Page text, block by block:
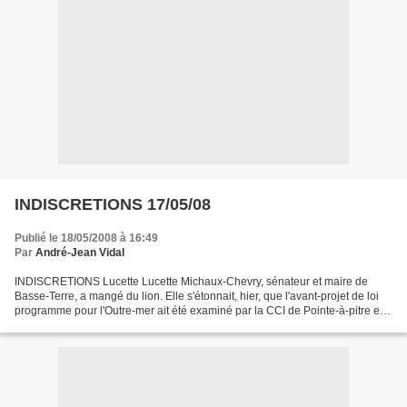
INDISCRETIONS 17/05/08
Publié le 18/05/2008 à 16:49
Par André-Jean Vidal
INDISCRETIONS Lucette Lucette Michaux-Chevry, sénateur et maire de
Basse-Terre, a mangé du lion. Elle s'étonnait, hier, que l'avant-projet de loi
programme pour l'Outre-mer ait été examiné par la CCI de Pointe-à-pitre et